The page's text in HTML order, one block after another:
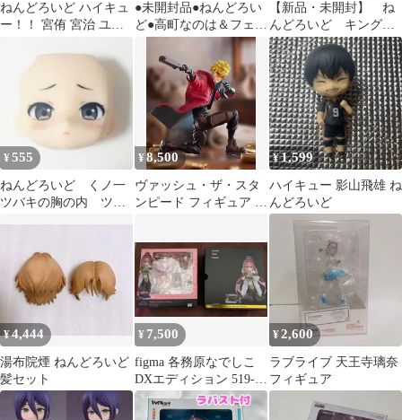
ねんどろいど ハイキュ
ー！！ 宮侑 宮治 ユニ
●未開封品●ねんどろい
ど●高町なのは＆フェイ
【新品・未開封】 ね
んどろいど キングダ
ム 羌瘣 きょうか
い 2799
¥555
ねんどろいど くノ一
ツバキの胸の内 ツバ
¥8,500
ヴァッシュ・ザ・スタ
ンピード フィギュア ト
¥1,599
ハイキュー 影山飛雄 ね
んどろいど
¥4,444
湯布院煙 ねんどろいど
髪セット
¥ 7,500
figma 各務原なでしこ
DXエディション 519-
DX
¥2,600
ラブライブ 天王寺璃奈
フィギュア